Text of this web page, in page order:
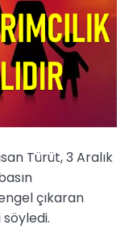
Türüt, 3 Aralık
çıkaran